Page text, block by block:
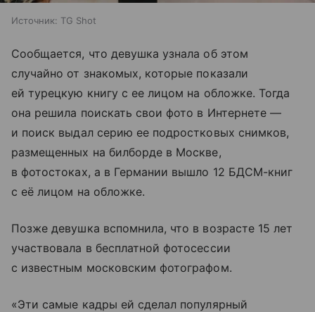
Источник: TG Shot
Сообщается, что девушка узнала об этом
случайно от знакомых, которые показали
ей турецкую книгу с ее лицом на обложке. Тогда
она решила поискать свои фото в Интернете —
и поиск выдал серию ее подростковых снимков,
размещенных на билборде в Москве,
в фотостоках, а в Германии вышло 12 БДСМ-книг
с её лицом на обложке.
Позже девушка вспомнила, что в возрасте 15 лет
участвовала в бесплатной фотосессии
с известным московским фотографом.
«Эти самые кадры ей сделал популярный